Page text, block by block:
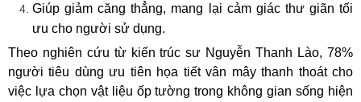
Giúp giảm căng thẳng, mang lại cảm giác thư giãn tối
ưu cho người sử dụng.
Theo nghiên cứu từ kiến trúc sư Nguyễn Thanh Lào, 78%
người tiêu dùng ưu tiên họa tiết vân mây thanh thoát cho
việc lựa chọn vật liệu ốp tường trong không gian sống hiện